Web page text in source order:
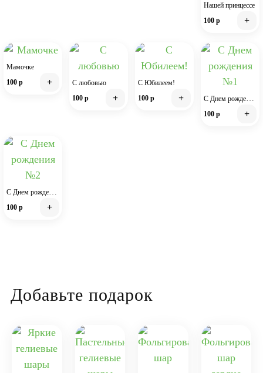
Нашей принцессе
100 р
+
Мамочке
100 р
+
С любовью
100 р
+
С Юбилеем!
100 р
+ C Днем рождения №1
100 р +
С Днем рождения №2
100 р +
Добавьте подарок